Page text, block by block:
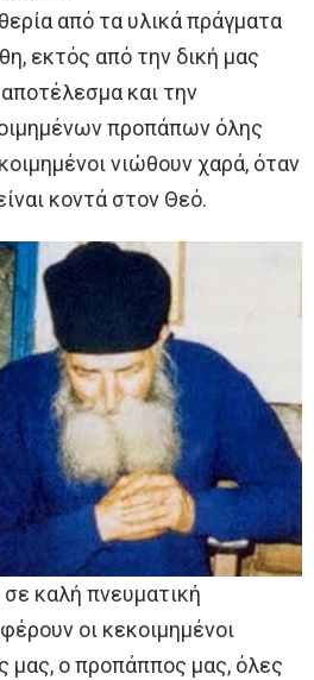
από τα υλικά πράγματα
εκτός από την δική μας
και την
προπάπων όλης
νιώθουν χαρά, όταν
κοντά στον Θεό.
καλή πνευματική
οι κεκοιμημένοι
μας, ο προπάππος μας, όλες